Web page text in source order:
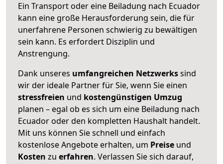
Ein Transport oder eine Beiladung nach Ecuador
kann eine große Herausforderung sein, die für
unerfahrene Personen schwierig zu bewältigen
sein kann. Es erfordert Disziplin und
Anstrengung.
Dank unseres umfangreichen Netzwerkssind
wir der ideale Partner für Sie, wenn Sie einen
stressfreien und kostengünstigen Umzug
planen – egal ob es sich um eine Beiladung nach
Ecuador oder den kompletten Haushalt handelt.
Mit uns können Sie schnell und einfach
kostenlose Angebote erhalten, um Preise und
Kosten zu erfahren. Verlassen Sie sich darauf,